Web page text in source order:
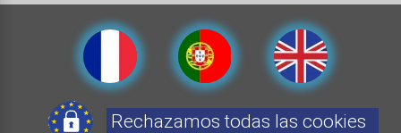
Rechazamos todas las cookies